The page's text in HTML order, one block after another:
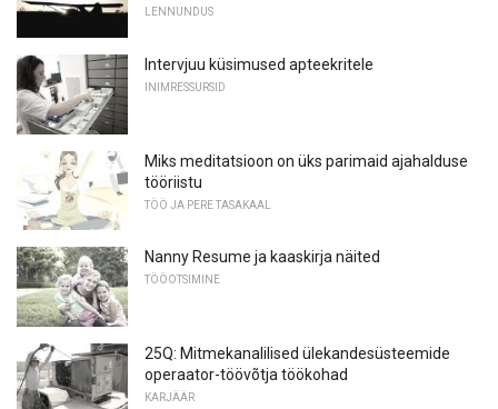
LENNUNDUS
Intervjuu küsimused apteekritele
INIMRESSURSID
Miks meditatsioon on üks parimaid ajahalduse
tööriistu
TÖÖ JA PERE TASAKAAL
Nanny Resume ja kaaskirja näited
TÖÖOTSIMINE
25Q: Mitmekanalilised ülekandesüsteemide
operaator-töövõtja töökohad
KARJÄÄR